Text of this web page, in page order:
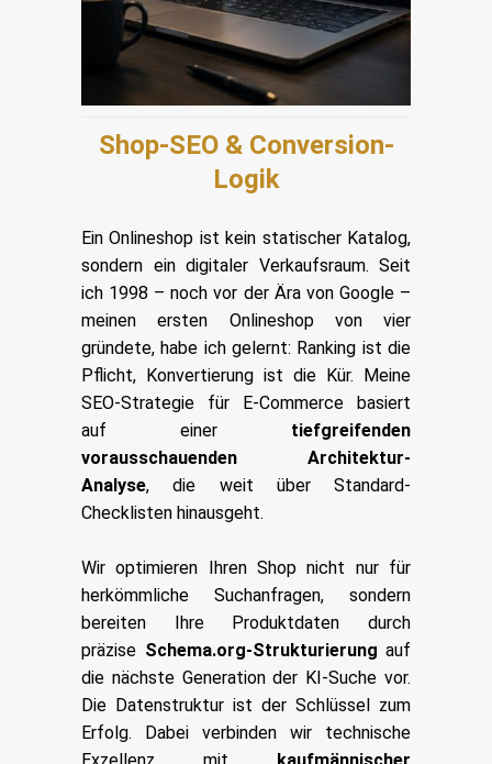
Shop-SEO & Conversion-
Logik
Ein Onlineshop ist kein statischer Katalog,
sondern ein digitaler Verkaufsraum. Seit
ich 1998 – noch vor der Ära von Google –
meinen ersten Onlineshop von vier
gründete, habe ich gelernt: Ranking ist die
Pflicht, Konvertierung ist die Kür. Meine
SEO-Strategie für E-Commerce basiert
auf einer
tiefgreifenden
vorausschauenden Architektur-
Analyse, die weit über Standard-
Checklisten hinausgeht.
Wir optimieren Ihren Shop nicht nur für
herkömmliche Suchanfragen, sondern
bereiten Ihre Produktdaten durch
präzise Schema.org-Strukturierung auf
die nächste Generation der KI-Suche vor.
Die Datenstruktur ist der Schlüssel zum
Erfolg. Dabei verbinden wir technische
Exzellenz mit
kaufmännischer